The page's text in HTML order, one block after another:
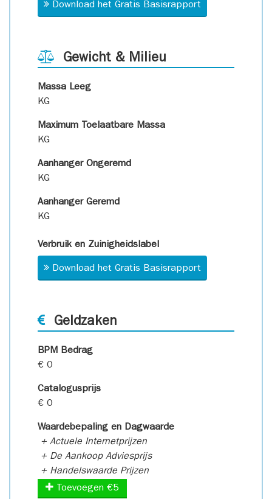
Download het Gratis Basisrapport
Gewicht & Milieu
Massa Leeg
KG
Maximum Toelaatbare Massa
KG
Aanhanger Ongeremd
KG
Aanhanger Geremd
KG
Verbruik en Zuinigheidslabel
Download het Gratis Basisrapport
Geldzaken
BPM Bedrag
€ 0
Catalogusprijs
€ 0
Waardebepaling en Dagwaarde
+ Actuele Internetprijzen
+ De Aankoop Adviesprijs
+ Handelswaarde Prijzen
Toevoegen €5